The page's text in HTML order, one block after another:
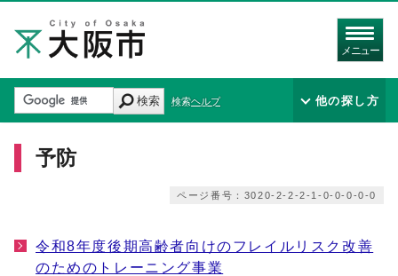
メニュー
検索 検索ヘルプ 他の探し方
予防
ページ番号：3020-2-2-2-1-0-0-0-0-0
令和8年度後期高齢者向けのフレイルリスク改善
のためのトレーニング事業